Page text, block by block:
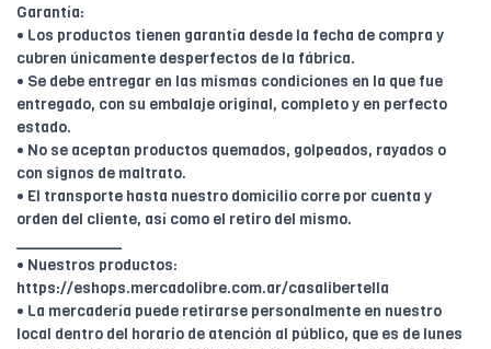
Garantía:
• Los productos tienen garantía desde la fecha de compra y
cubren únicamente desperfectos de la fábrica.
• Se debe entregar en las mismas condiciones en la que fue
entregado, con su embalaje original, completo y en perfecto
estado.
• No se aceptan productos quemados, golpeados, rayados o
con signos de maltrato.
• El transporte hasta nuestro domicilio corre por cuenta y
orden del cliente, así como el retiro del mismo.
• Nuestros productos:
https://eshops.mercadolibre.com.ar/casalibertella
• La mercadería puede retirarse personalmente en nuestro
local dentro del horario de atención al público, que es de lunes